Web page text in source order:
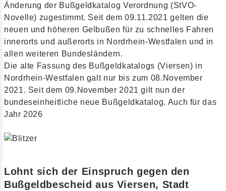
Änderung der Bußgeldkatalog Verordnung (StVO-
Novelle) zugestimmt. Seit dem 09.11.2021 gelten die
neuen und höheren Gelbußen für zu schnelles Fahren
innerorts und außerorts in Nordrhein-Westfalen und in
allen weiteren Bundesländern.
Die alte Fassung des Bußgeldkatalogs (Viersen) in
Nordrhein-Westfalen galt nur bis zum 08.November
2021. Seit dem 09.November 2021 gilt nun der
bundeseinheitliche neue Bußgeldkatalog. Auch für das
Jahr 2026
Lohnt sich der Einspruch gegen den
Bußgeldbescheid aus Viersen, Stadt